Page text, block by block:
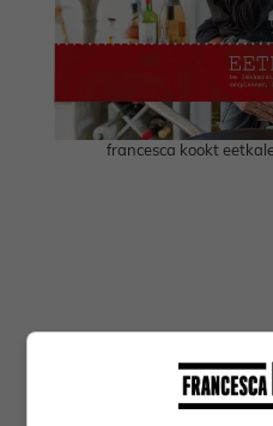
francesca kookt
Volg je mij al